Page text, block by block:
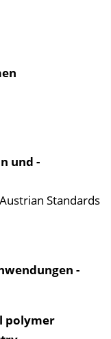
und -
Standards
-
polymer